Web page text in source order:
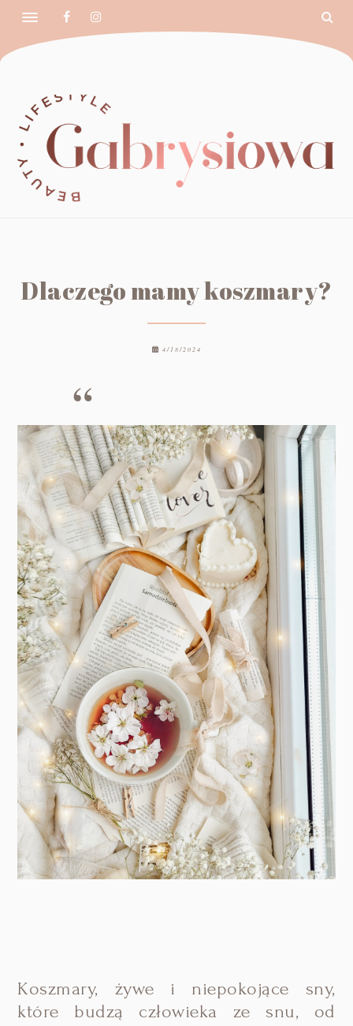
Dlaczego mamy koszmary?
4/18/2024
Koszmary, żywe i niepokojące sny,
które budzą człowieka ze snu, od